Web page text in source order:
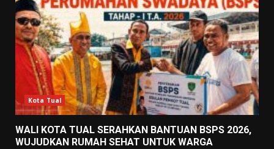
Kota Tual
WALI KOTA TUAL SERAHKAN BANTUAN BSPS 2026,
WUJUDKAN RUMAH SEHAT UNTUK WARGA